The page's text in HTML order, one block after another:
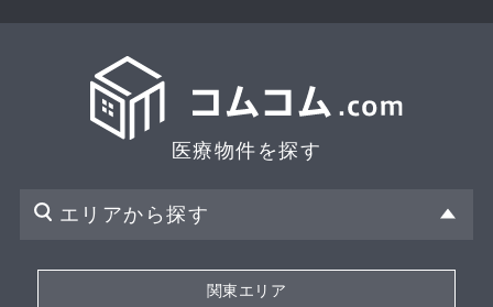
医療物件を探す
エリアから探す
関東エリア